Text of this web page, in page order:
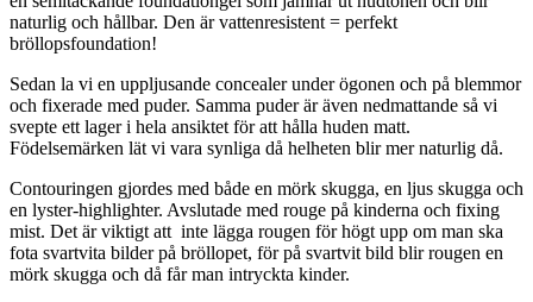
naturlig och hållbar. Den är vattenresistent = perfekt
bröllopsfoundation!
Sedan la vi en uppljusande concealer under ögonen och på blemmor
och fixerade med puder. Samma puder är även nedmattande så vi
svepte ett lager i hela ansiktet för att hålla huden matt.
Födelsemärken lät vi vara synliga då helheten blir mer naturlig då.
Contouringen gjordes med både en mörk skugga, en ljus skugga och
en lyster-highlighter. Avslutade med rouge på kinderna och fixing
mist. Det är viktigt att inte lägga rougen för högt upp om man ska
fota svartvita bilder på bröllopet, för på svartvit bild blir rougen en
mörk skugga och då får man intryckta kinder.